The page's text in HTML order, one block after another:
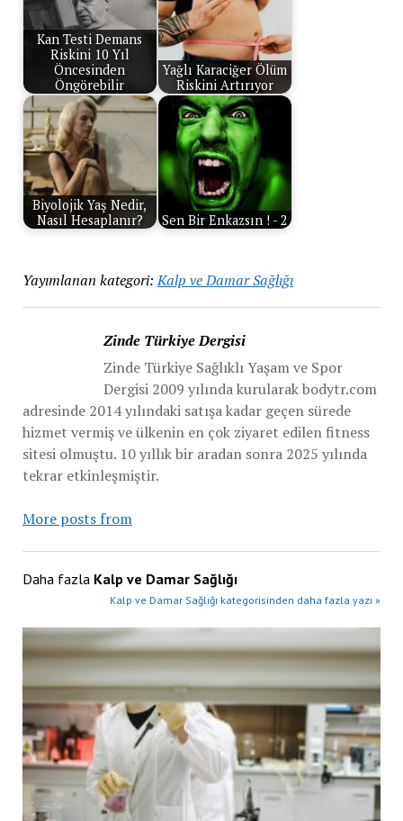
Kan Testi Demans
Riskini 10 Yıl
Öncesinden
Öngörebilir
Yağlı Karaciğer Ölüm
Riskini Artırıyor
Biyolojik Yaş Nedir,
Nasıl Hesaplanır?
Sen Bir Enkazsın ! - 2
Yayımlanan kategori: Kalp ve Damar Sağlığı
Zinde Türkiye Dergisi
Zinde Türkiye Sağlıklı Yaşam ve Spor
Dergisi 2009 yılında kurularak bodytr.com
adresinde 2014 yılındaki satışa kadar geçen sürede
hizmet vermiş ve ülkenin en çok ziyaret edilen fitness
sitesi olmuştu. 10 yıllık bir aradan sonra 2025 yılında
tekrar etkinleşmiştir.
More posts from
Daha fazla Kalp ve Damar Sağlığı
Kalp ve Damar Sağlığı kategorisinden daha fazla yazı »